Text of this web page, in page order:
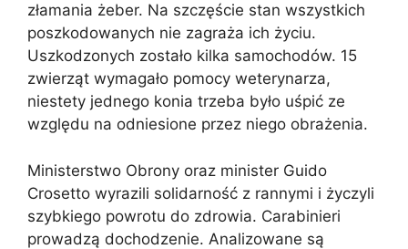
złamania żeber. Na szczęście stan wszystkich
poszkodowanych nie zagraża ich życiu.
Uszkodzonych zostało kilka samochodów. 15
zwierząt wymagało pomocy weterynarza,
niestety jednego konia trzeba było uśpić ze
względu na odniesione przez niego obrażenia.
Ministerstwo Obrony oraz minister Guido
Crosetto wyrazili solidarność z rannymi i życzyli
szybkiego powrotu do zdrowia. Carabinieri
prowadzą dochodzenie. Analizowane są